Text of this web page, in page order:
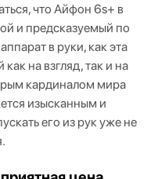
что Айфон 6s+ в
и предсказуемый по
в руки, как эта
на взгляд, так и на
кардиналом мира
изысканным и
его из рук уже не